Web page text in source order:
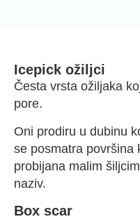
Icepick ožiljci
Česta vrsta ožiljaka
pore.
Oni prodiru u dubinu
se posmatra površina
probijana malim
naziv.
Box scar